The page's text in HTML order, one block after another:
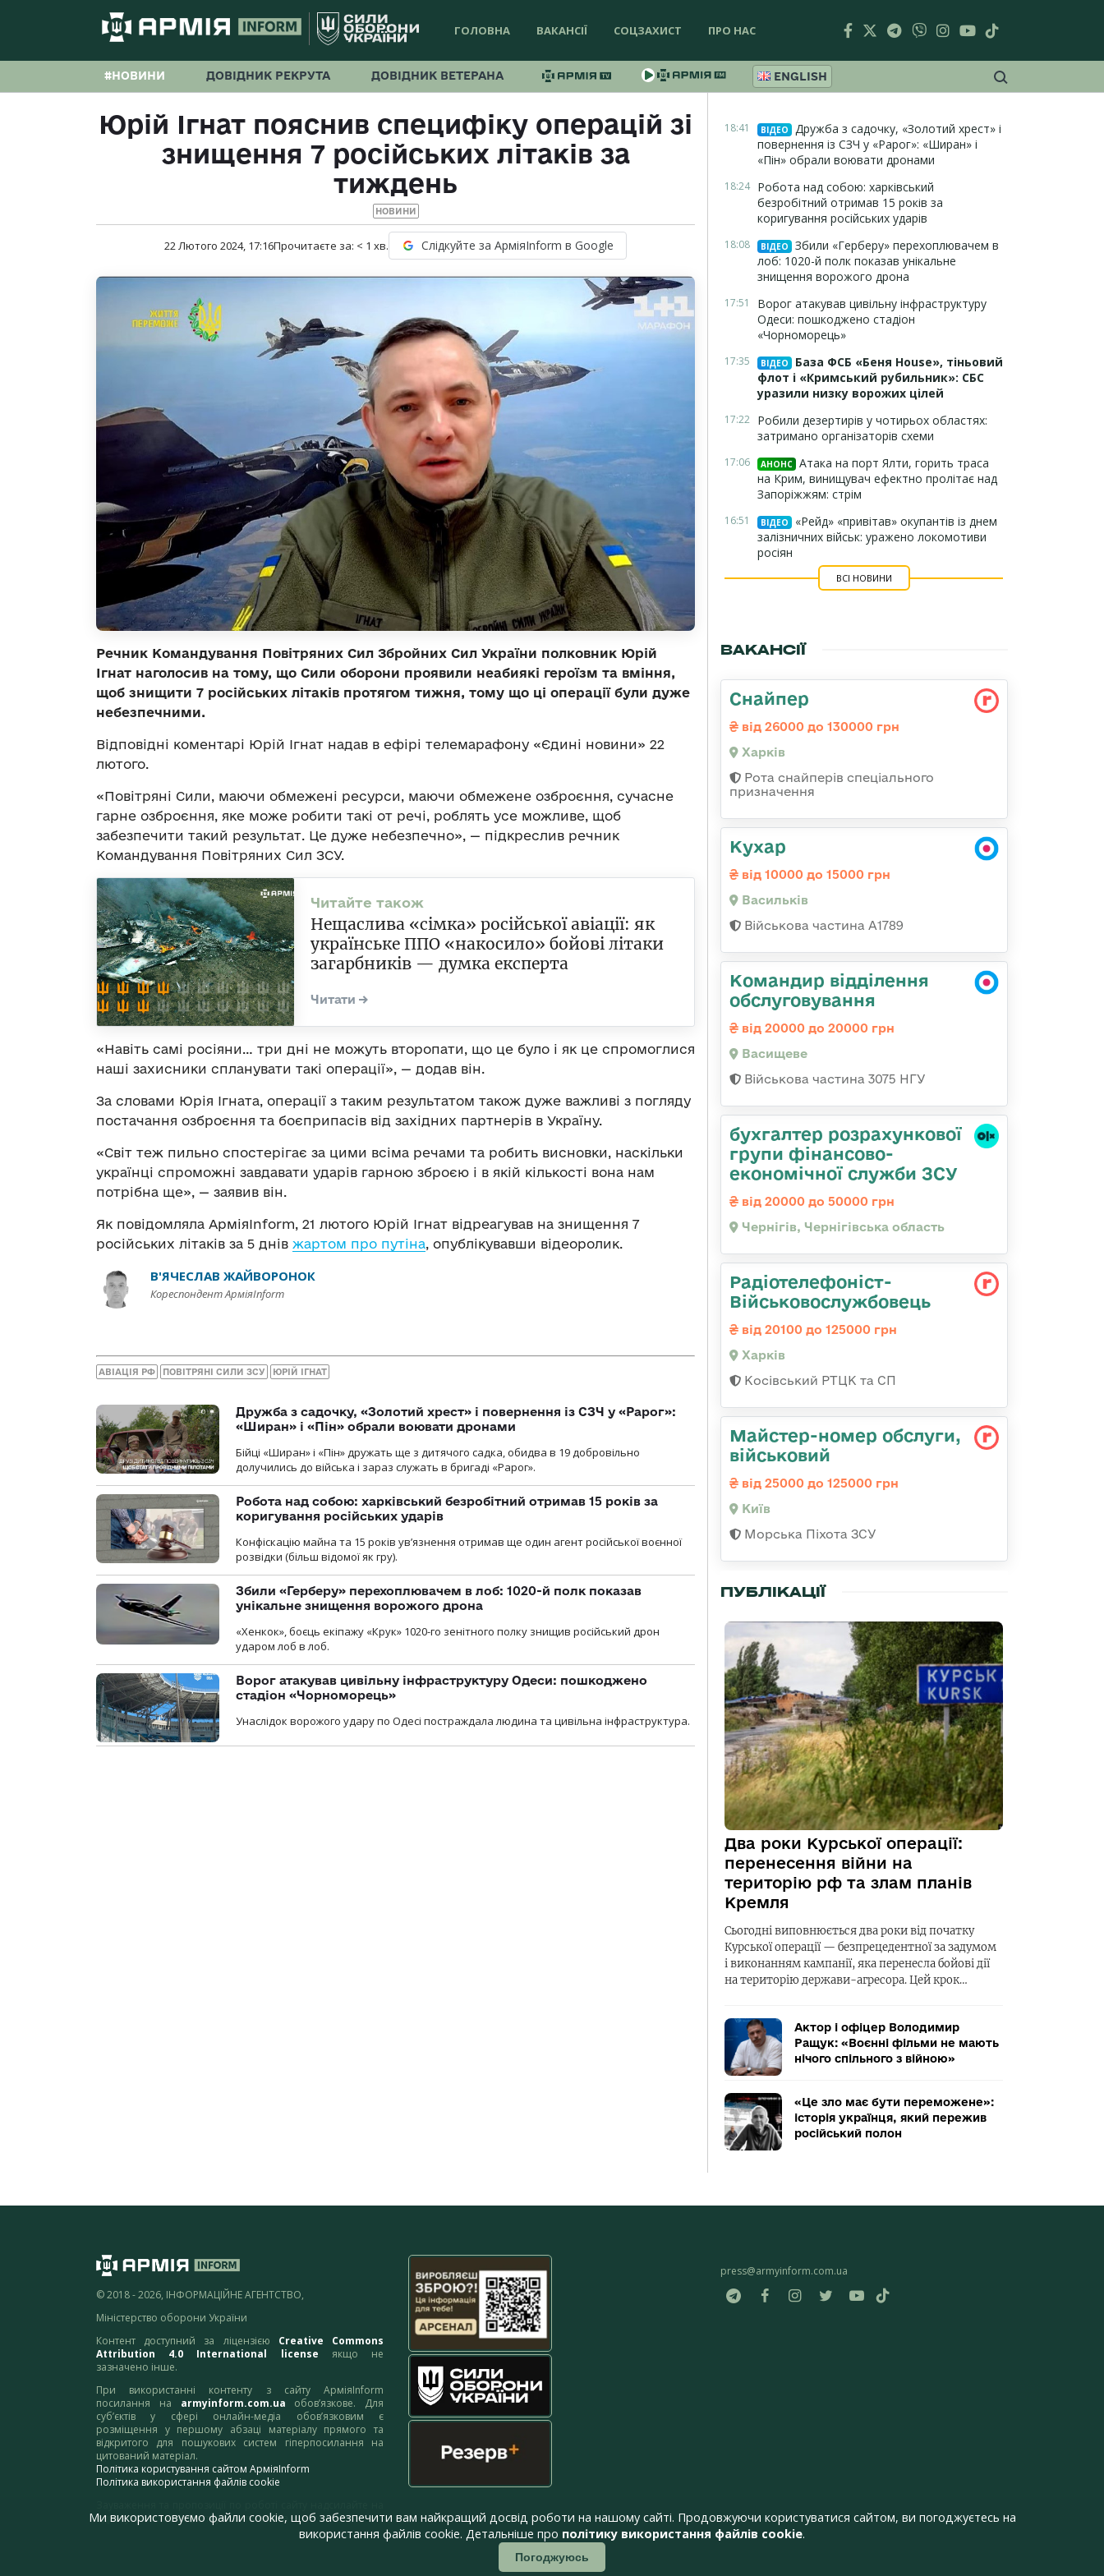
ГОЛОВНА ВАКАНСІЇ СОЦЗАХИСТ ПРО НАС
#НОВИНИ ДОВІДНИК РЕКРУТА ДОВІДНИК ВЕТЕРАНА ENGLISH
Юрій Ігнат пояснив специфіку операцій зі
знищення 7 російських літаків за
тиждень
НОВИНИ
22 Лютого 2024, 17:16Прочитаєте за: < 1 хв. Слідкуйте за АрміяInform в Google
Речник Командування Повітряних Сил Збройних Сил України полковник Юрій
Ігнат наголосив на тому, що Сили оборони проявили неабиякі героїзм та вміння,
щоб знищити 7 російських літаків протягом тижня, тому що ці операції були дуже
небезпечними.
Відповідні коментарі Юрій Ігнат надав в ефірі телемарафону «Єдині новини» 22
лютого.
«Повітряні Сили, маючи обмежені ресурси, маючи обмежене озброєння, сучасне
гарне озброєння, яке може робити такі от речі, роблять усе можливе, щоб
забезпечити такий результат. Це дуже небезпечно», — підкреслив речник
Командування Повітряних Сил ЗСУ.
Нещаслива «сімка» російської авіації: як
українське ППО «накосило» бойові літаки
загарбників — думка експерта
«Навіть самі росіяни… три дні не можуть второпати, що це було і як це спромоглися
наші захисники спланувати такі операції», — додав він.
За словами Юрія Ігната, операції з таким результатом також дуже важливі з погляду
постачання озброєння та боєприпасів від західних партнерів в Україну.
«Світ теж пильно спостерігає за цими всіма речами та робить висновки, наскільки
українці спроможні завдавати ударів гарною зброєю і в якій кількості вона нам
потрібна ще», — заявив він.
Як повідомляла АрміяInform, 21 лютого Юрій Ігнат відреагував на знищення 7
російських літаків за 5 днів жартом про путіна, опублікувавши відеоролик.
В'ЯЧЕСЛАВ ЖАЙВОРОНОК
Кореспондент АрміяInform
АВІАЦІЯ РФ ПОВІТРЯНІ СИЛИ ЗСУ ЮРІЙ ІГНАТ
Дружба з садочку, «Золотий хрест» і повернення із СЗЧ у «Рарог»:
«Ширан» і «Пін» обрали воювати дронами
Бійці «Ширан» і «Пін» дружать ще з дитячого садка, обидва в 19 добровільно
долучились до війська і зараз служать в бригаді «Рарог».
Робота над собою: харківський безробітний отримав 15 років за
коригування російських ударів
Конфіскацію майна та 15 років увʼязнення отримав ще один агент російської воєнної
розвідки (більш відомої як гру).
Збили «Герберу» перехоплювачем в лоб: 1020-й полк показав
унікальне знищення ворожого дрона
«Хенкок», боєць екіпажу «Крук» 1020-го зенітного полку знищив російський дрон
ударом лоб в лоб.
Ворог атакував цивільну інфраструктуру Одеси: пошкоджено
стадіон «Чорноморець»
Унаслідок ворожого удару по Одесі постраждала людина та цивільна інфраструктура.
18:41 ВІДЕО
Дружба з садочку, «Золотий хрест» і
повернення із СЗЧ у «Рарог»: «Ширан» і
«Пін» обрали воювати дронами
18:24 Робота над собою: харківський
безробітний отримав 15 років за
коригування російських ударів
18:08 ВІДЕО
Збили «Герберу» перехоплювачем в
лоб: 1020-й полк показав унікальне
знищення ворожого дрона
17:51
Ворог атакував цивільну інфраструктуру
Одеси: пошкоджено стадіон
«Чорноморець»
17:35 ВІДЕО
База ФСБ «Беня House», тіньовий
флот і «Кримський рубильник»: СБС
уразили низку ворожих цілей
17:22 Робили дезертирів у чотирьох областях:
затримано організаторів схеми
17:06 АНОНС Атака на порт Ялти, горить траса
на Крим, винищувач ефектно пролітає над
Запоріжжям: стрім
16:51 ВІДЕО
«Рейд» «привітав» окупантів із днем
залізничних військ: уражено локомотиви
росіян
ВСІ НОВИНИ
ВАКАНСІЇ
Снайпер
від 26000 до 130000 грн
Харків
Рота снайперів спеціального
призначення
Кухар
від 10000 до 15000 грн
Васильків
Військова частина А1789
Командир відділення
обслуговування
від 20000 до 20000 грн
Васищеве
Військова частина 3075 НГУ
бухгалтер розрахункової
групи фінансово-
економічної служби ЗСУ
від 20000 до 50000 грн
Чернігів, Чернігівська область
Радіотелефоніст-
Військовослужбовець
від 20100 до 125000 грн
Харків
Косівський РТЦК та СП
Майстеp-номеp обслуги,
військовий
від 25000 до 125000 грн
Київ
Морська Піхота ЗСУ
ПУБЛІКАЦІЇ
Два роки Курської операції:
перенесення війни на
територію рф та злам планів
Кремля
Сьогодні виповнюється два роки від початку
Курської операції — безпрецедентної за задумом
і виконанням кампанії, яка перенесла бойові дії
на територію держави-агресора. Цей крок…
Актор і офіцер Володимир
Ращук: «Воєнні фільми не мають
нічого спільного з війною»
«Це зло має бути переможене»:
історія українця, який пережив
російський полон
© 2018 - 2026, ІНФОРМАЦІЙНЕ АГЕНТСТВО,
Міністерство оборони України
Контент доступний за ліцензією Creative Commons
Attribution 4.0 International license якщо не
зазначено інше.
При використанні контенту з сайту АрміяInform
посилання на armyinform.com.ua обов’язкове. Для
суб’єктів у сфері онлайн-медіа обов’язковим є
розміщення у першому абзаці матеріалу прямого та
відкритого для пошукових систем гіперпосилання на
цитований матеріал.
Політика користування сайтом АрміяInform
Політика використання файлів cookie
адресу:webmaster@armyinform.com.ua
press@armyinform.com.ua
Ми використовуємо файли cookie, щоб забезпечити вам найкращий досвід роботи на нашому сайті. Продовжуючи користуватися сайтом, ви погоджуєтесь на
використання файлів cookie. Детальніше про політику використання файлів cookie.
Погоджуюсь